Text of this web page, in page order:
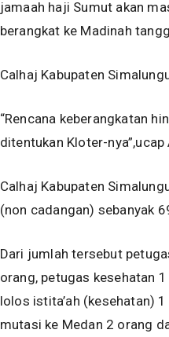
jamaah haji Sumut akan
berangkat ke Madinah
Calhaj Kabupaten
“Rencana keberangkatan
ditentukan Kloter-nya”,ucap
Calhaj Kabupaten
(non cadangan) sebanyak
Dari jumlah tersebut
orang, petugas kesehatan
lolos istita’ah (kesehatan)
mutasi ke Medan 2 orang